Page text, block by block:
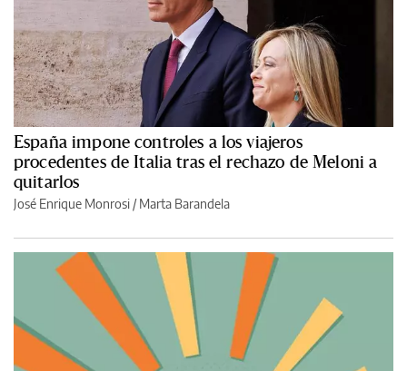
España impone controles a los viajeros
procedentes de Italia tras el rechazo de Meloni a
quitarlos
José Enrique Monrosi / Marta Barandela